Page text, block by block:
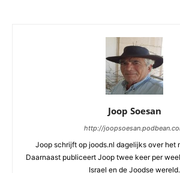
Joop Soesan
http://
Joop schrijft op joods.nl dagelijks over het
Daarnaast publiceert Joop twee keer per
Israel en de Joodse wereld.